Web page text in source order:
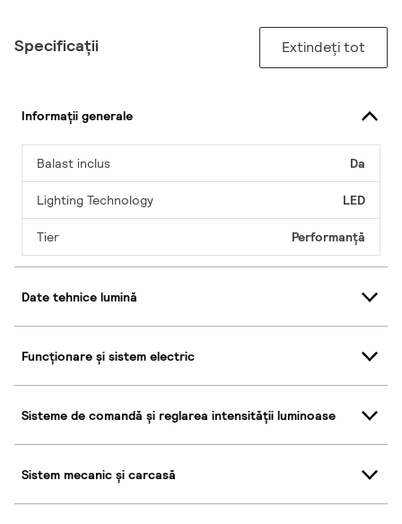
Specificații Extindeți tot
Informații generale
Balast inclus Da
Lighting Technology LED
Tier Performanță
Date tehnice lumină
Funcționare și sistem electric
Sisteme de comandă și reglarea intensității luminoase
Sistem mecanic și carcasă